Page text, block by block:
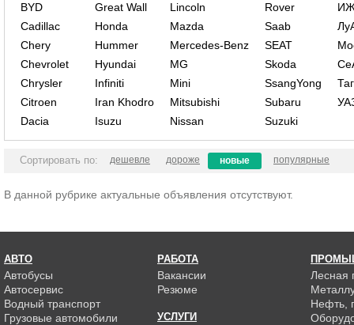
BYD
Cadillac
Chery
Chevrolet
Chrysler
Citroen
Dacia
Great Wall
Honda
Hummer
Hyundai
Infiniti
Iran Khodro
Isuzu
Lincoln
Mazda
Mercedes-Benz
MG
Mini
Mitsubishi
Nissan
Rover
Saab
SEAT
Skoda
SsangYong
Subaru
Suzuki
Сортировать по: дешевле дороже новые популярные
В данной рубрике актуальные объявления отсутствуют.
АВТО
Автобусы
Автосервис
Водный транспорт
Грузовые автомобили
РАБОТА
Вакансии
Резюме
УСЛУГИ
Лесная
Нефть,